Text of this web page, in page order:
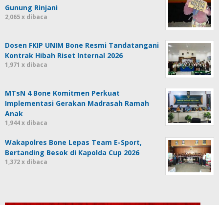
Gunung Rinjani
2,065 x dibaca
Dosen FKIP UNIM Bone Resmi Tandatangani
Kontrak Hibah Riset Internal 2026
1,971 x dibaca
MTsN 4 Bone Komitmen Perkuat
Implementasi Gerakan Madrasah Ramah
Anak
1,944 x dibaca
Wakapolres Bone Lepas Team E-Sport,
Bertanding Besok di Kapolda Cup 2026
1,372 x dibaca